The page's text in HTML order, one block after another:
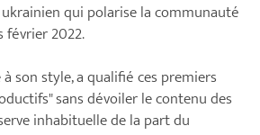
qui polarise la communauté
2022.
son style, a qualifié ces premiers
sans dévoiler le contenu des
inhabituelle de la part du